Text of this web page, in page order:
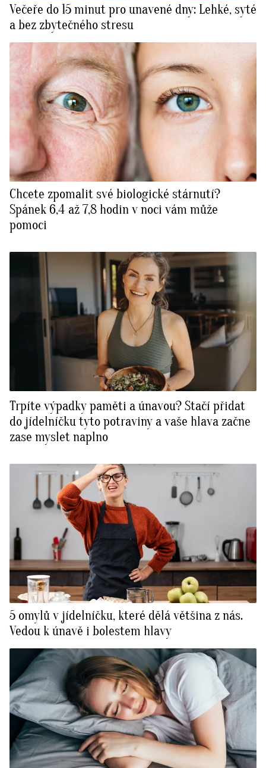
Večeře do 15 minut pro unavené dny: Lehké, syté
a bez zbytečného stresu
Chcete zpomalit své biologické stárnutí?
Spánek 6,4 až 7,8 hodin v noci vám může
pomoci
Trpíte výpadky paměti a únavou? Stačí přidat
do jídelníčku tyto potraviny a vaše hlava začne
zase myslet naplno
5 omylů v jídelníčku, které dělá většina z nás.
Vedou k únavě i bolestem hlavy